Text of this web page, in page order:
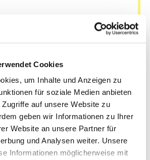
Cookies
um Inhalte und Anzeigen zu
für soziale Medien anbieten
auf unsere Website zu
geben wir Informationen zu Ihrer
Website an unsere Partner für
und Analysen weiter. Unsere
Informationen möglicherweise mit